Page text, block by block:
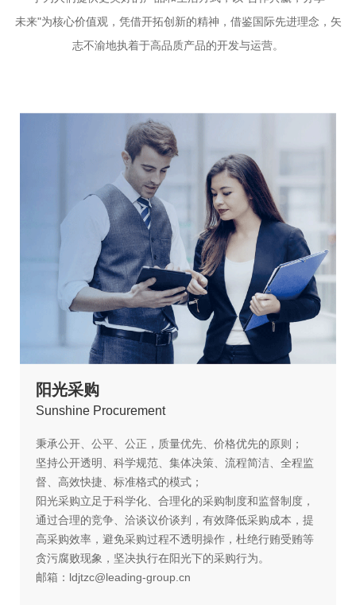
未来"为核心价值观，凭借开拓创新的精神，借鉴国际先进理念，矢
志不渝地执着于高品质产品的开发与运营。
阳光采购
Sunshine Procurement
秉承公开、公平、公正，质量优先、价格优先的原则；
坚持公开透明、科学规范、集体决策、流程简洁、全程监
督、高效快捷、标准格式的模式；
阳光采购立足于科学化、合理化的采购制度和监督制度，
通过合理的竞争、洽谈议价谈判，有效降低采购成本，提
高采购效率，避免采购过程不透明操作，杜绝行贿受贿等
贪污腐败现象，坚决执行在阳光下的采购行为。
邮箱：ldjtzc@leading-group.cn